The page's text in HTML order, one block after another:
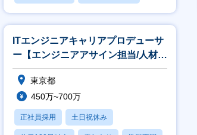
月残業20時間以内
ITエンジニアキャリアプロデューサ
ー【エンジニアアサイン担当/人材業
界最大手パーソルグループ】
東京都
450万~700万
正社員採用 土日祝休み